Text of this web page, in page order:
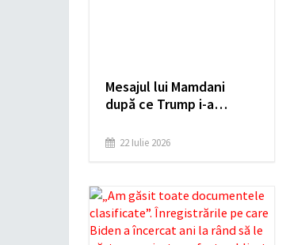
Mesajul lui Mamdani
după ce Trump i-a
Netanyahu la New York
22 Iulie 2026